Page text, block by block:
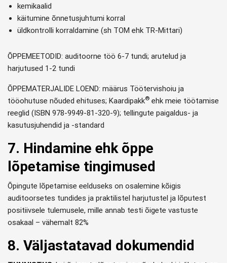
kemikaalid
käitumine õnnetusjuhtumi korral
üldkontrolli korraldamine (sh TOM ehk TR-Mittari)
ÕPPEMEETODID: auditoorne töö 6-7 tundi; arutelud ja
harjutused 1-2 tundi
ÕPPEMATERJALIDE LOEND: määrus Töötervishoiu ja
tööohutuse nõuded ehituses; Kaardipakk® ehk meie töötamise
reeglid (ISBN 978-9949-81-320-9); tellingute paigaldus- ja
kasutusjuhendid ja -standard
7. Hindamine ehk õppe
lõpetamise tingimused
Õpingute lõpetamise eelduseks on osalemine kõigis
auditoorsetes tundides ja praktilistel harjutustel ja lõputest
positiivsele tulemusele, mille annab testi õigete vastuste
osakaal – vähemalt 82%
8. Väljastatavad dokumendid